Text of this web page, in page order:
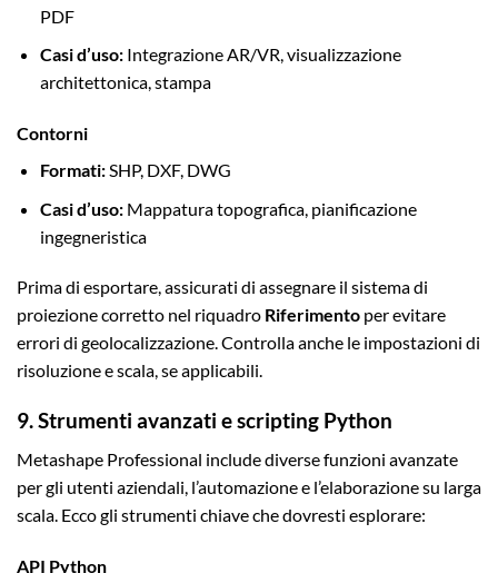
PDF
Casi d’uso:Integrazione AR/VR, visualizzazione
architettonica, stampa
Contorni
Formati:SHP, DXF, DWG
Casi d’uso:Mappatura topografica, pianificazione
ingegneristica
Prima di esportare, assicurati di assegnare il sistema di
proiezione corretto nel riquadro Riferimento per evitare
errori di geolocalizzazione. Controlla anche le impostazioni di
risoluzione e scala, se applicabili.
9. Strumenti avanzati e scripting Python
Metashape Professional include diverse funzioni avanzate
per gli utenti aziendali, l’automazione e l’elaborazione su larga
scala. Ecco gli strumenti chiave che dovresti esplorare:
API Python